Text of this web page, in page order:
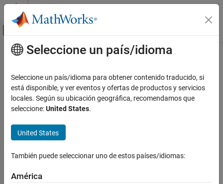
Saltar al contenido
Mostrar/ocultar menú de navegación
Inicio de Documentación
Contenido principal
¿Qué tan útil fue esta traducción?
Seleccione un país/idioma
Seleccione un país/idioma para obtener contenido traducido, si
está disponible, y ver eventos y ofertas de productos y servicios
locales. Según su ubicación geográfica, recomendamos que
seleccione:United States.
United States
También puede seleccionar uno de estos países/idiomas:
América